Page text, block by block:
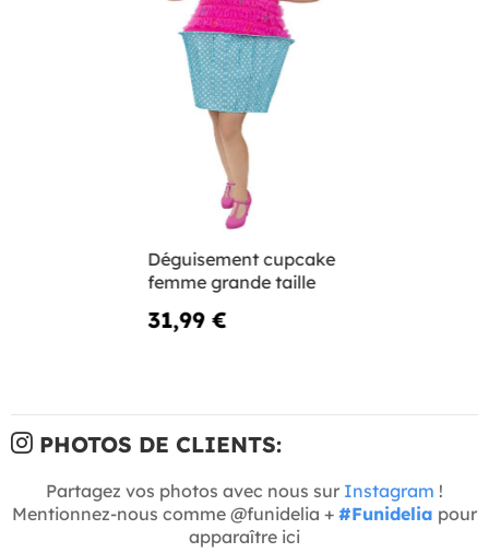
Déguisement cupcake
femme grande taille
31,99 €
PHOTOS DE CLIENTS:
Partagez vos photos avec nous sur Instagram !
Mentionnez-nous comme @funidelia + #Funidelia pour
apparaître ici